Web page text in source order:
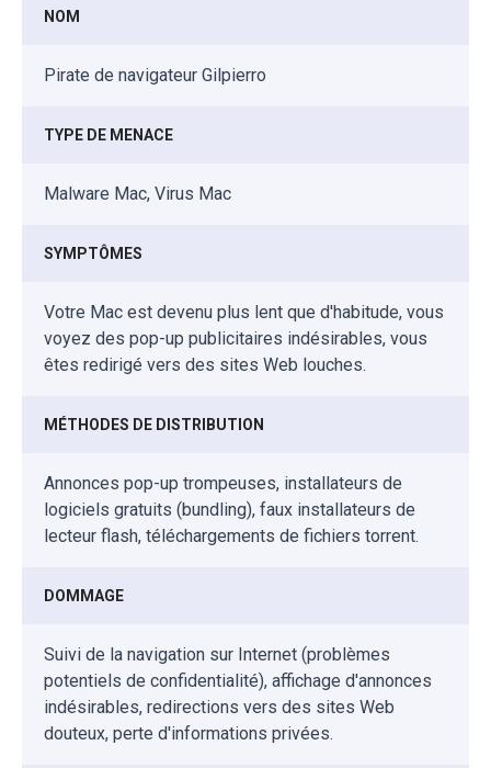
NOM
Pirate de navigateur Gilpierro
TYPE DE MENACE
Malware Mac, Virus Mac
SYMPTÔMES
Votre Mac est devenu plus lent que d'habitude, vous
voyez des pop-up publicitaires indésirables, vous
êtes redirigé vers des sites Web louches.
MÉTHODES DE DISTRIBUTION
Annonces pop-up trompeuses, installateurs de
logiciels gratuits (bundling), faux installateurs de
lecteur flash, téléchargements de fichiers torrent.
DOMMAGE
Suivi de la navigation sur Internet (problèmes
potentiels de confidentialité), affichage d'annonces
indésirables, redirections vers des sites Web
douteux, perte d'informations privées.